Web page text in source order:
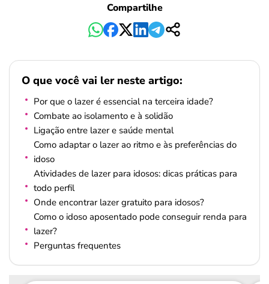
Compartilhe
O que você vai ler neste artigo:
Por que o lazer é essencial na terceira idade?
Combate ao isolamento e à solidão
Ligação entre lazer e saúde mental
Como adaptar o lazer ao ritmo e às preferências do
idoso
Atividades de lazer para idosos: dicas práticas para
todo perfil
Onde encontrar lazer gratuito para idosos?
Como o idoso aposentado pode conseguir renda para
lazer?
Perguntas frequentes